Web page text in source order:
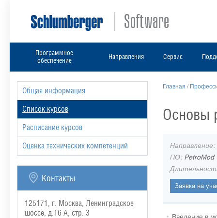
Программное
обеспечение
Направления Сервис
Общая информация
Список курсов
Расписание курсов
Оценка технических компетенций
Контакты
125171, г. Москва, Ленинградское
шоссе, д.16 А, стр. 3
Главная /
Основы
Направление:
ПО:PetroMod
Введение в